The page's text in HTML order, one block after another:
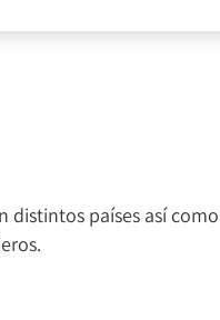
distintos países así como